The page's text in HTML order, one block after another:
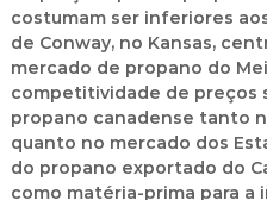
costumam ser inferiores
de Conway, no Kansas,
mercado de propano do
competitividade de preços
propano canadense tanto
quanto no mercado dos
do propano exportado do
como matéria-prima para a